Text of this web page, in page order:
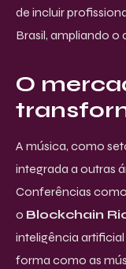
de incluir
Brasil, ampliando o
O
A música, como
integrada a outras
Conferências
o Blockchain
inteligência
forma como as